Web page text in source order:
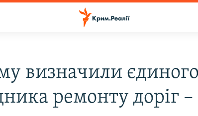
визначили єдиного
ремонту доріг